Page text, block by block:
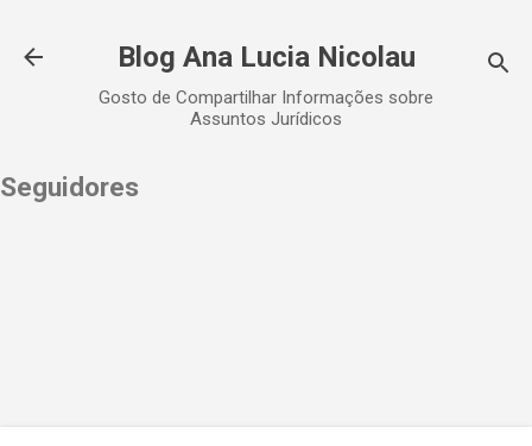
Blog Ana Lucia Nicolau
Gosto de Compartilhar Informações sobre
Assuntos Jurídicos
Seguidores